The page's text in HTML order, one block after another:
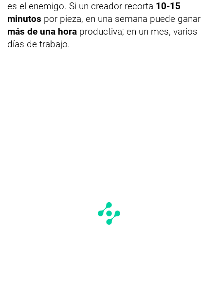
es el enemigo. Si un creador recorta 10-15
minutos por pieza, en una semana puede ganar
más de una hora productiva; en un mes, varios
días de trabajo.